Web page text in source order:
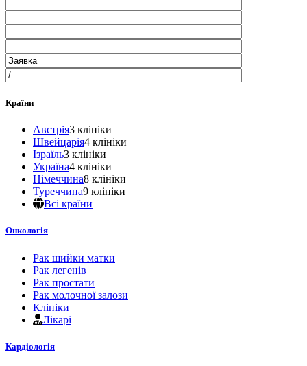
Країни
Австрія3 клініки
Швейцарія4 клініки
Ізраїль3 клініки
Україна4 клініки
Німеччина8 клініки
Туреччина9 клініки
Всі країни
Онкологія
Рак шийки матки
Рак легенів
Рак простати
Рак молочної залози
Клініки
Лікарі
Кардіологія